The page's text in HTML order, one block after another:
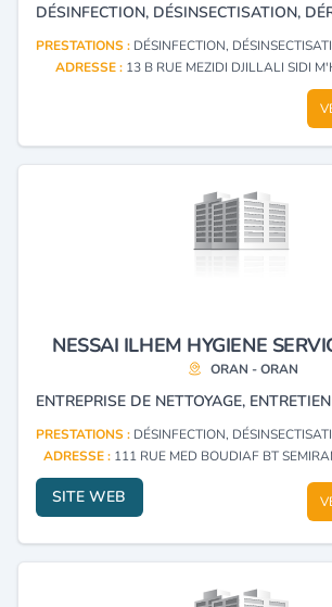
PRESTATIONS : DÉSINFECTION,
ADRESSE : 13 B RUE MEZIDI DJILLALI SIDI
NESSAI ILHEM HYGIENE
ORAN - ORAN
PRESTATIONS : DÉSINFECTION,
ADRESSE : 111 RUE MED BOUDIAF BT
SITE WEB